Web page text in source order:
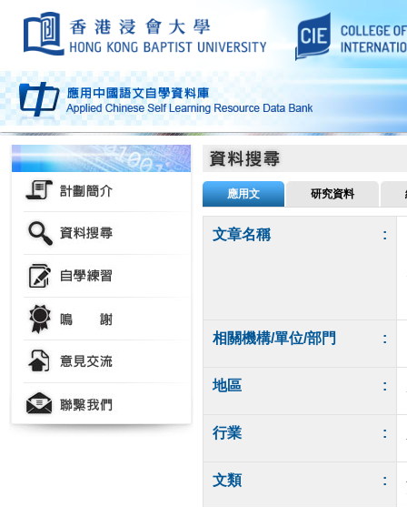
應用文 研究資料
文章名稱 :
相關機構/單位/部門 :
地區 :
行業 :
文類 :